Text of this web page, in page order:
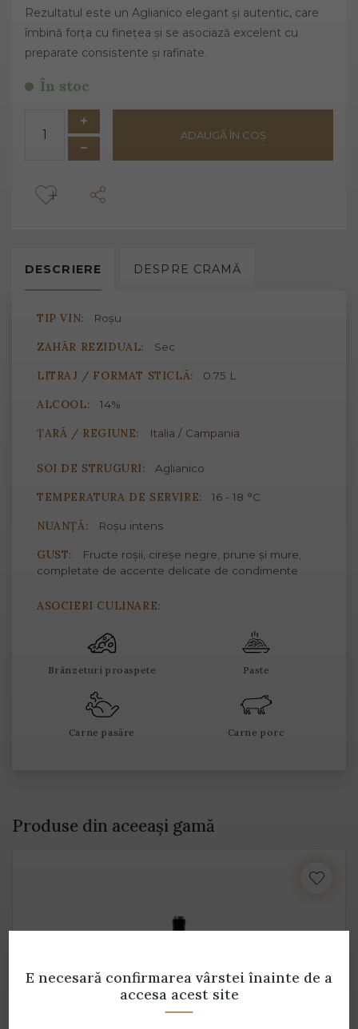
Rezultatul este un Aglianico elegant și autentic, care
îmbină forța cu finețea și se asociază excelent cu
preparate consistente și rafinate.
În stoc
ADAUGĂ ÎN COȘ
DESCRIERE DESPRE CRAMĂ
TIP VIN: Roșu
ZAHĂR REZIDUAL: Sec
LITRAJ / FORMAT STICLĂ: 0.75 L
ALCOOL: 14%
ȚARĂ / REGIUNE: Italia / Campania
SOI DE STRUGURI: Aglianico
TEMPERATURA DE SERVIRE: 16 - 18 °C
NUANȚĂ: Roșu intens
GUST:
Fructe roșii, cireșe negre, prune și mure,
completate de accente delicate de condimente
ASOCIERI CULINARE:
Brânzeturi proaspete Paste
Carne pasăre Carne porc
Produse din aceeași gamă
E necesară confirmarea vârstei înainte de a
accesa acest site